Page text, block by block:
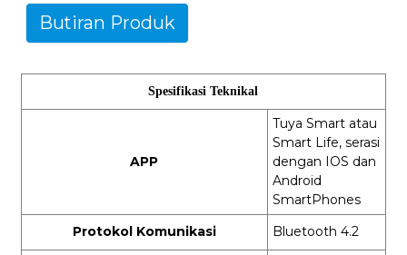
Butiran Produk
Spesifikasi Teknikal
APP
Tuya Smart atau
Smart Life, serasi
dengan IOS dan
Android
SmartPhones
Protokol Komunikasi
Bluetooth 4.2